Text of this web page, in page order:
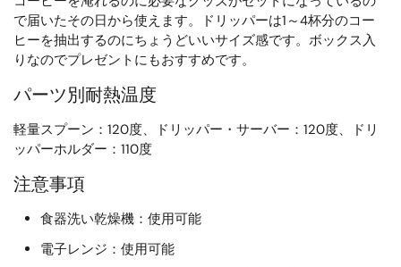
で届いたその日から使えます。ドリッパーは1～4杯分のコー
ヒーを抽出するのにちょうどいいサイズ感です。ボックス入
りなのでプレゼントにもおすすめです。
パーツ別耐熱温度
軽量スプーン：120度、ドリッパー・サーバー：120度、ドリ
ッパーホルダー：110度
注意事項
食器洗い乾燥機：使用可能
電子レンジ：使用可能